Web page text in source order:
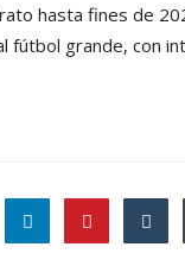
hasta fines de
fútbol grande, con